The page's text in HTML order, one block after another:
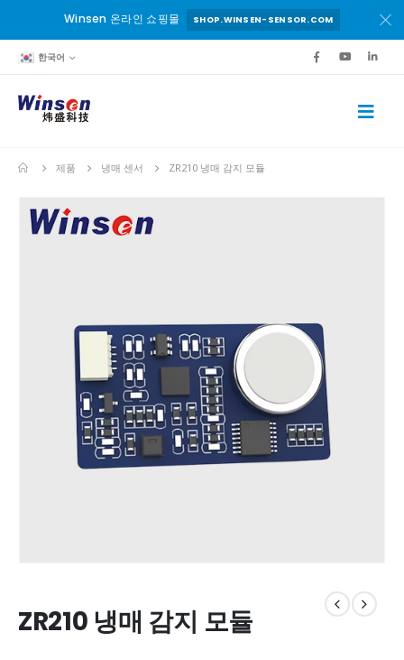
Winsen 온라인 쇼핑몰 SHOP.WINSEN-SENSOR.COM
한국어
제품 냉매 센서 ZR210 냉매 감지 모듈
ZR210 냉매 감지 모듈